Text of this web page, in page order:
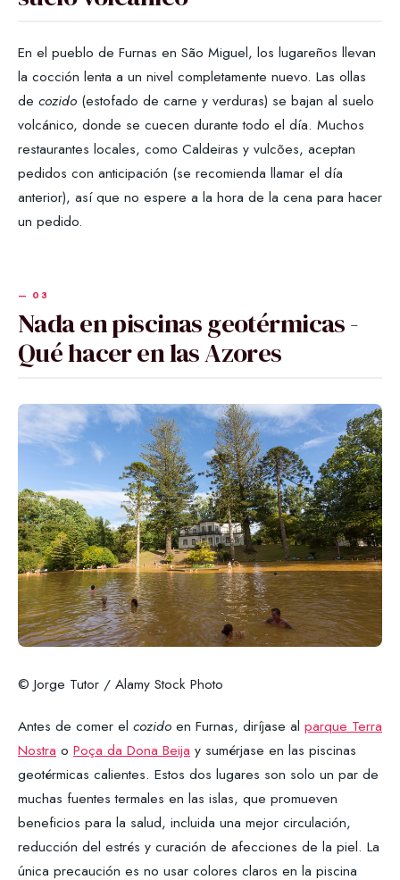
En el pueblo de Furnas en São Miguel, los lugareños llevan
la cocción lenta a un nivel completamente nuevo. Las ollas
de cozido (estofado de carne y verduras) se bajan al suelo
volcánico, donde se cuecen durante todo el día. Muchos
restaurantes locales, como Caldeiras y vulcões, aceptan
pedidos con anticipación (se recomienda llamar el día
anterior), así que no espere a la hora de la cena para hacer
un pedido.
Nada en piscinas geotérmicas -
Qué hacer en las Azores
© Jorge Tutor / Alamy Stock Photo
Antes de comer el cozido en Furnas, diríjase al parque Terra
Nostra o Poça da Dona Beija y sumérjase en las piscinas
geotérmicas calientes. Estos dos lugares son solo un par de
muchas fuentes termales en las islas, que promueven
beneficios para la salud, incluida una mejor circulación,
reducción del estrés y curación de afecciones de la piel. La
única precaución es no usar colores claros en la piscina